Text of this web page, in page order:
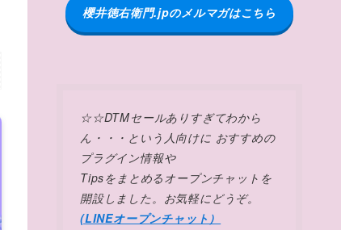
櫻井徳右衛門.jpのメルマガはこちら
☆☆DTMセールありすぎてわから
ん・・・という人向けに おすすめの
プラグイン情報や
Tipsをまとめるオープンチャットを
開設しました。お気軽にどうぞ。
(LINEオープンチャット）